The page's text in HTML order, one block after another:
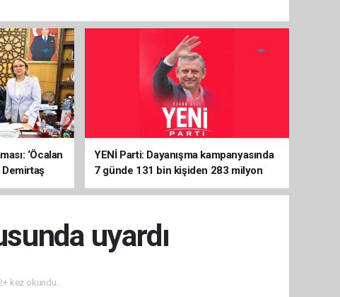
‘Öcalan
YENİ Parti: Dayanışma kampanyasında
7 günde 131 bin kişiden 283 milyon
liralık destek
uyardı
kez okundu.